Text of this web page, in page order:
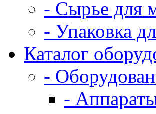
- Сырье для
- Упаковка
Каталог
-
-